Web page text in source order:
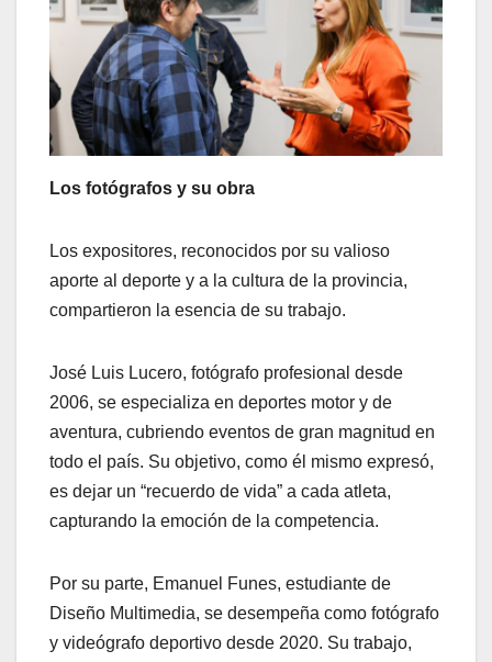
Los fotógrafos y su obra
Los expositores, reconocidos por su valioso
aporte al deporte y a la cultura de la provincia,
compartieron la esencia de su trabajo.
José Luis Lucero, fotógrafo profesional desde
2006, se especializa en deportes motor y de
aventura, cubriendo eventos de gran magnitud en
todo el país. Su objetivo, como él mismo expresó,
es dejar un “recuerdo de vida” a cada atleta,
capturando la emoción de la competencia.
Por su parte, Emanuel Funes, estudiante de
Diseño Multimedia, se desempeña como fotógrafo
y videógrafo deportivo desde 2020. Su trabajo,